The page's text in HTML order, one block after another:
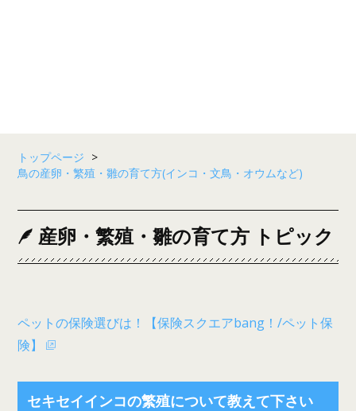
トップページ >
鳥の産卵・繁殖・雛の育て方(インコ・文鳥・オウムなど)
産卵・繁殖・雛の育て方 トピック
ペットの保険選びは！【保険スクエアbang！/ペット保
険】
セキセイインコの繁殖について教えて下さい